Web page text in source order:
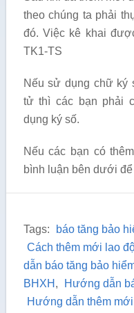
theo chúng ta phải
đó. Việc kê khai
TK1-TS
Nếu sử dụng chữ ký
tử thì các bạn phải
dụng ký số.
Nếu các bạn có
bình luận bên dưới
Tags: báo tăng bảo
Cách thêm mới lao
dẫn báo tăng bảo
BHXH , Hướng dẫn
Hướng dẫn thêm